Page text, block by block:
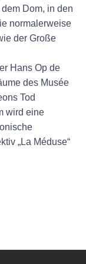
Dom, in den
normalerweise
der Große
Hans Op de
des Musée
Tod
wird eine
„La Méduse“